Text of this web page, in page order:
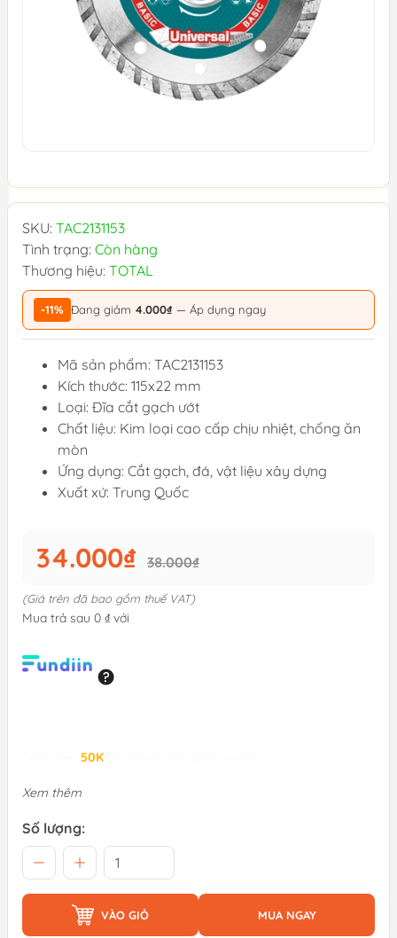
SKU: TAC2131153
Tình trạng: Còn hàng
Thương hiệu: TOTAL
-11% Đang giảm 4.000₫ — Áp dụng ngay
Mã sản phẩm: TAC2131153
Kích thước: 115x22 mm
Loại: Đĩa cắt gạch ướt
Chất liệu: Kim loại cao cấp chịu nhiệt, chống ăn
mòn
Ứng dụng: Cắt gạch, đá, vật liệu xây dựng
Xuất xứ: Trung Quốc
34.000₫ 38.000₫
(Giá trên đã bao gồm thuế VAT)
Mua trả sau 0 ₫ với
50K
Xem thêm
Số lượng:
VÀO GIỎ MUA NGAY